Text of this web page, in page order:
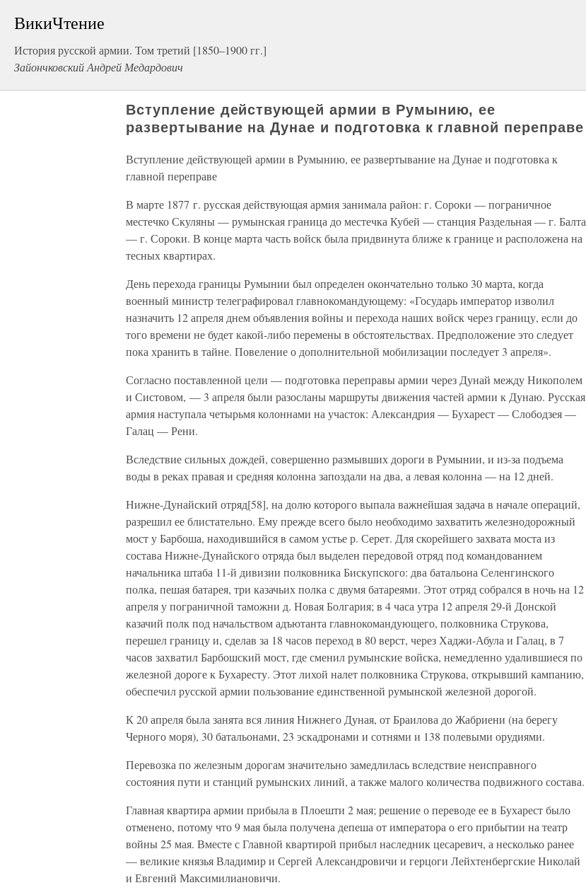
ВикиЧтение
История русской армии. Том третий [1850–1900 гг.]
Зайончковский Андрей Медардович
Вступление действующей армии в Румынию, ее
развертывание на Дунае и подготовка к главной переправе
Вступление действующей армии в Румынию, ее развертывание на Дунае и подготовка к
главной переправе
В марте 1877 г. русская действующая армия занимала район: г. Сороки — пограничное
местечко Скуляны — румынская граница до местечка Кубей — станция Раздельная — г. Балта
— г. Сороки. В конце марта часть войск была придвинута ближе к границе и расположена на
тесных квартирах.
День перехода границы Румынии был определен окончательно только 30 марта, когда
военный министр телеграфировал главнокомандующему: «Государь император изволил
назначить 12 апреля днем объявления войны и перехода наших войск через границу, если до
того времени не будет какой-либо перемены в обстоятельствах. Предположение это следует
пока хранить в тайне. Повеление о дополнительной мобилизации последует 3 апреля».
Согласно поставленной цели — подготовка переправы армии через Дунай между Никополем
и Систовом, — 3 апреля были разосланы маршруты движения частей армии к Дунаю. Русская
армия наступала четырьмя колоннами на участок: Александрия — Бухарест — Слободзея —
Галац — Рени.
Вследствие сильных дождей, совершенно размывших дороги в Румынии, и из-за подъема
воды в реках правая и средняя колонна запоздали на два, а левая колонна — на 12 дней.
Нижне-Дунайский отряд[58], на долю которого выпала важнейшая задача в начале операций,
разрешил ее блистательно. Ему прежде всего было необходимо захватить железнодорожный
мост у Барбоша, находившийся в самом устье р. Серет. Для скорейшего захвата моста из
состава Нижне-Дунайского отряда был выделен передовой отряд под командованием
начальника штаба 11-й дивизии полковника Бискупского: два батальона Селенгинского
полка, пешая батарея, три казачьих полка с двумя батареями. Этот отряд собрался в ночь на 12
апреля у пограничной таможни д. Новая Болгария; в 4 часа утра 12 апреля 29-й Донской
казачий полк под начальством адъютанта главнокомандующего, полковника Струкова,
перешел границу и, сделав за 18 часов переход в 80 верст, через Хаджи-Абула и Галац, в 7
часов захватил Барбошский мост, где сменил румынские войска, немедленно удалившиеся по
железной дороге к Бухаресту. Этот лихой налет полковника Струкова, открывший кампанию,
обеспечил русской армии пользование единственной румынской железной дорогой.
К 20 апреля была занята вся линия Нижнего Дуная, от Браилова до Жабриени (на берегу
Черного моря), 30 батальонами, 23 эскадронами и сотнями и 138 полевыми орудиями.
Перевозка по железным дорогам значительно замедлилась вследствие неисправного
состояния пути и станций румынских линий, а также малого количества подвижного состава.
Главная квартира армии прибыла в Плоешти 2 мая; решение о переводе ее в Бухарест было
отменено, потому что 9 мая была получена депеша от императора о его прибытии на театр
войны 25 мая. Вместе с Главной квартирой прибыл наследник цесаревич, а несколько ранее
— великие князья Владимир и Сергей Александровичи и герцоги Лейхтенбергские Николай
и Евгений Максимилиановичи.